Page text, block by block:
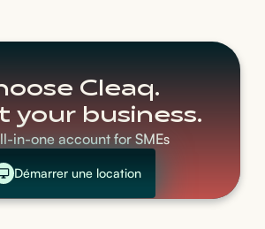
Cleaq.
your business.
in-one account for SMEs
Démarrer une location